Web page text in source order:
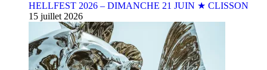
HELLFEST 2026 – DIMANCHE 21 JUIN ★ CLISSON
15 juillet 2026